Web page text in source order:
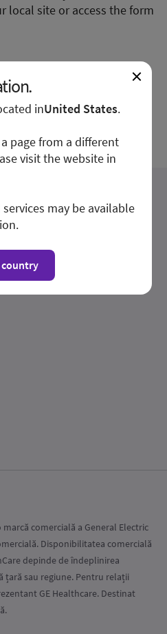
local site or access the form
marcă comercială a General Electric
Disponibilitatea comercială
depinde de îndeplinirea
sau regiune. Pentru relații
GE Healthcare. Destinat
inUnited States.
page from a different
visit the website in
may be available
country